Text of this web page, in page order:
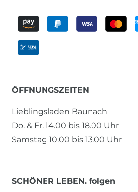
ÖFFNUNGSZEITEN
Lieblingsladen Baunach
Do. & Fr. 14.00 bis 18.00 Uhr
Samstag 10.00 bis 13.00 Uhr
SCHÖNER LEBEN. folgen